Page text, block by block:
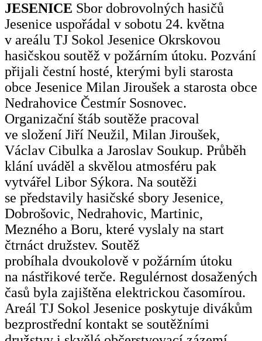
JESENICE Sbor dobrovolných hasičů
Jesenice uspořádal v sobotu 24. května
v areálu TJ Sokol Jesenice Okrskovou
hasičskou soutěž v požárním útoku. Pozvání
přijali čestní hosté, kterými byli starosta
obce Jesenice Milan Jiroušek a starosta obce
Nedrahovice Čestmír Sosnovec.
Organizační štáb soutěže pracoval
ve složení Jiří Neužil, Milan Jiroušek,
Václav Cibulka a Jaroslav Soukup. Průběh
klání uváděl a skvělou atmosféru pak
vytvářel Libor Sýkora. Na soutěži
se představily hasičské sbory Jesenice,
Dobrošovic, Nedrahovic, Martinic,
Mezného a Boru, které vyslaly na start
čtrnáct družstev. Soutěž
probíhala dvoukolově v požárním útoku
na nástřikové terče. Regulérnost dosažených
časů byla zajištěna elektrickou časomírou.
Areál TJ Sokol Jesenice poskytuje divákům
bezprostřední kontakt se soutěžními